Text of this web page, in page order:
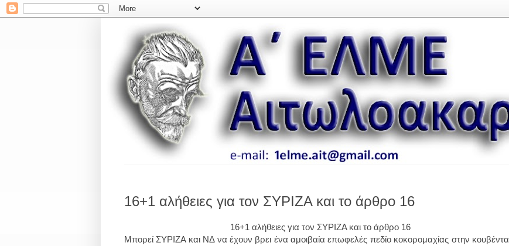
16+1 αλήθειες για τον ΣΥΡΙΖΑ και το άρθρο 16
16+1 αλήθειες για τον ΣΥΡΙΖΑ και το άρθρο 16
Μπορεί ΣΥΡΙΖΑ και ΝΔ να έχουν βρει ένα αμοιβαία επωφελές πεδίο κοκορομαχίας στην κουβέντα